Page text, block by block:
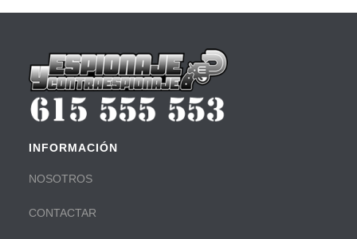
INFORMACIÓN
NOSOTROS
CONTACTAR